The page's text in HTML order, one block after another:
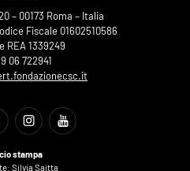
– 00173 Roma – Italia
Fiscale 01602510586
REA 1339249
06 722941
stampa
Silvia Saitta